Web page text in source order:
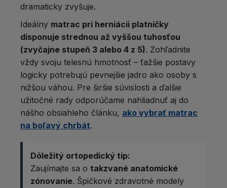
dramaticky zvyšuje.
Ideálny matrac pri herniácii platničky
disponuje strednou až vyššou tuhosťou
(zvyčajne stupeň 3 alebo 4 z 5). Zohľadnite
vždy svoju telesnú hmotnosť – ťažšie postavy
logicky potrebujú pevnejšie jadro ako osoby s
nižšou váhou. Pre širšie súvislosti a ďalšie
užitočné rady odporúčame nahliadnuť aj do
nášho obsiahleho článku, ako vybrať matrac
na boľavý chrbát.
Dôležitý ortopedický tip:
Zaujímajte sa o takzvané anatomické
zónovanie. Špičkové zdravotné modely